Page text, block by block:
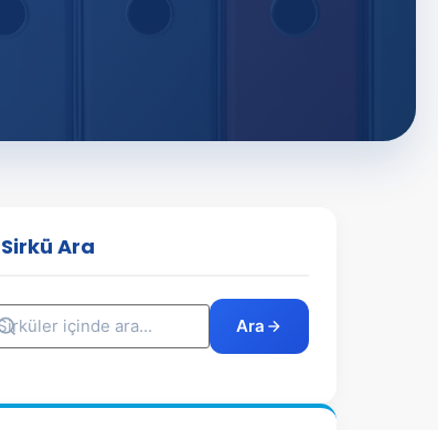
Sirkü Ara
Ara